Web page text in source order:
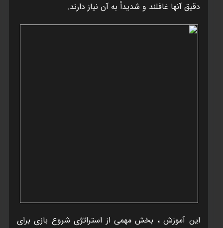
دقيق آنها غافلند و شديداً به آن نياز دارند.
اين آموزش ، بخش مهمی از استراتژی شروع بازی برای